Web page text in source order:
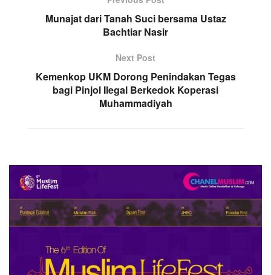
Munajat dari Tanah Suci bersama Ustaz
Bachtiar Nasir
Next Post
Kemenkop UKM Dorong Penindakan Tegas
bagi Pinjol Ilegal Berkedok Koperasi
Muhammadiyah